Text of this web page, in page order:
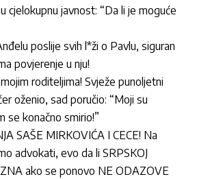
cjelokupnu javnost: “Da li je moguće
poslije svih l*ži o Pavlu, siguran
povjerenje u nju!
roditeljima! Svježe punoljetni
oženio, sad poručio: “Moji su
se konačno smirio!”
SAŠE MIRKOVIĆA I CECE! Na
advokati, evo da li SRPSKOJ
ako se ponovo NE ODAZOVE